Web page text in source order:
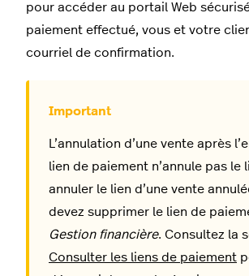
pour accéder au portail Web
paiement effectué, vous et votre
courriel de confirmation.
L’annulation d’une vente après
lien de paiement n’annule pas le
annuler le lien d’une vente
devez supprimer le lien de
Gestion financière. Consultez la
Consulter les liens de paiement